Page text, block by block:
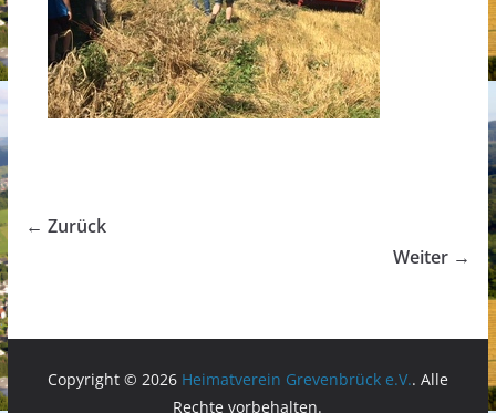
← Zurück
Weiter →
Copyright © 2026 Heimatverein Grevenbrück e.V.. Alle
Rechte vorbehalten.